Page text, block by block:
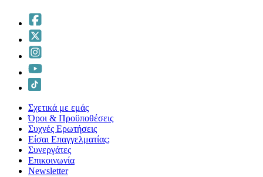
Σχετικά με εμάς
Όροι & Προϋποθέσεις
Συχνές Ερωτήσεις
Είσαι Επαγγελματίας;
Συνεργάτες
Επικοινωνία
Νewsletter